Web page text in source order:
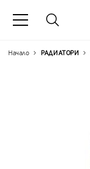
Начало РАДИАТОРИ